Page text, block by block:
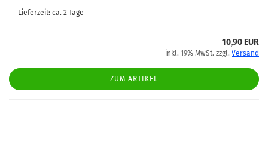
Lieferzeit: ca. 2 Tage
10,90 EUR
inkl. 19% MwSt. zzgl. Versand
ZUM ARTIKEL